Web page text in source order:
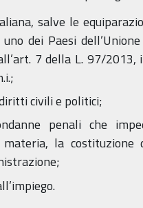
salve le
dei Paesi
7 della L. 97/2013,
civili e politici;
penali che
materia, la